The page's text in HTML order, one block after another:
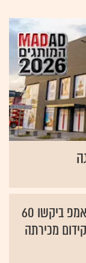
הנאמנים של עונות וג’אמפ ביקשו 60
מכירתה